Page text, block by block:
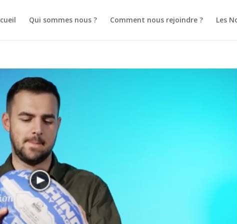
Qui sommes nous ? Comment nous rejoindre ? Les